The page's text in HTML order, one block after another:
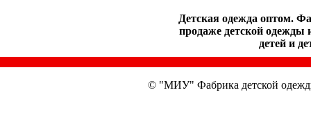
Детская одежда оптом.
продаже детской одежды
детей и
© "МИУ" Фабрика детской